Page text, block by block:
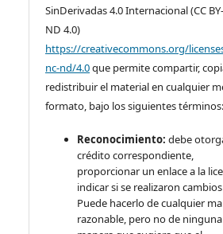
SinDerivadas 4.0 Internacional (CC
ND 4.0)
https://creativecommons.org/
nc-nd/4.0que permite compartir,
redistribuir el material en cualquier
formato, bajo los siguientes
Reconocimiento: debe
crédito correspondiente,
proporcionar un enlace a la
indicar si se realizaron
Puede hacerlo de cualquier
razonable, pero no de ninguna